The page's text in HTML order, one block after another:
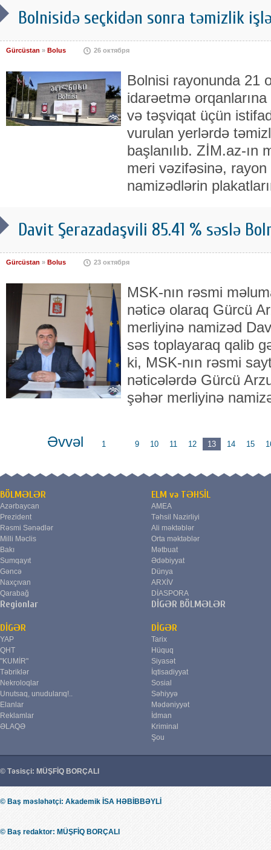
Bolnisidə seçkidən sonra təmizlik
Gürcüstan » Bolus 26 октября
Bolnisi rayonunda 21
idarəetmə
və təşviqat üçün
vurulan yerlərdə
başlanılıb. ZİM.az-ın
meri vəzifəsinə,
namizədlərin
Davit Şerazadaşvili 85.41 % səslə
Gürcüstan » Bolus 23 октября
MSK-nın rəsmi
nəticə olaraq Gürcü
merliyinə namizəd
səs toplayaraq qalib
ki, MSK-nın rəsmi
nəticələrdə Gürcü
şəhər merliyinə
Əvvəl 1 9 10 11 12 13 14 15
BÖLMƏLƏR
Azərbaycan
Prezident
Rəsmi Sənədlər
Milli Məclis
Bakı
Sumqayıt
Gəncə
Naxçıvan
Qarabağ
Regionlar
ELM və TƏHSİL
AMEA
Təhsil Nazirliyi
Ali məktəblər
Orta məktəblər
Mətbuat
Ədəbiyyat
Dünya
ARXİV
DİASPORA
DİGƏR BÖLMƏLƏR
DİGƏR
YAP
QHT
"KUMİR"
Təbriklər
Nekroloqlar
Unutsaq, unudularıq!..
Elanlar
Reklamlar
ƏLAQƏ
DİGƏR
Tarix
Hüquq
Siyasət
İqtisadiyyat
Sosial
Səhiyyə
Mədəniyyət
İdman
Kriminal
Şou
© Təsisçi: MÜŞFİQ BORÇALI
© Baş məsləhətçi: Akademik İSA HƏBİBBƏYLİ
© Baş redaktor: MÜŞFİQ BORÇALI